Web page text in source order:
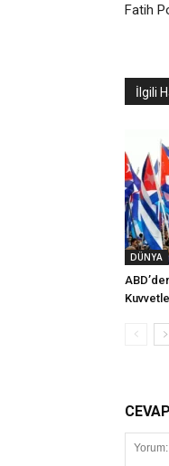
Fatih
İlgili
DÜNYA